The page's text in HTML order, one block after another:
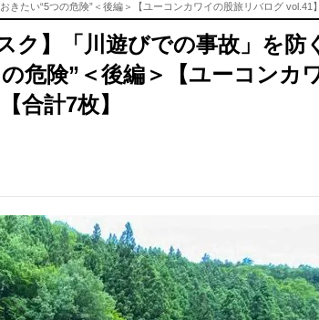
きたい“5つの危険”＜後編＞【ユーコンカワイの股旅リバログ vol.41】
ク】「川遊びでの事故」を防
危険”＜後編＞【ユーコンカ
合計7枚】